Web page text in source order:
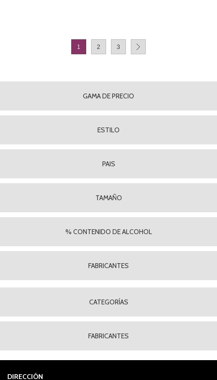
1 2 3
GAMA DE PRECIO
ESTILO
PAIS
TAMAÑO
% CONTENIDO DE ALCOHOL
FABRICANTES
CATEGORÍAS
FABRICANTES
DIRECCIÓN